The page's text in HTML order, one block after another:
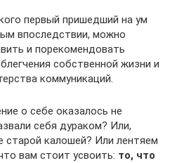
первый пришедший на ум
впоследствии, можно
и порекомендовать
собственной жизни и
коммуникаций.
о себе оказалось не
себя дураком? Или,
калошей? Или лентяем
вам стоит усвоить: то, что